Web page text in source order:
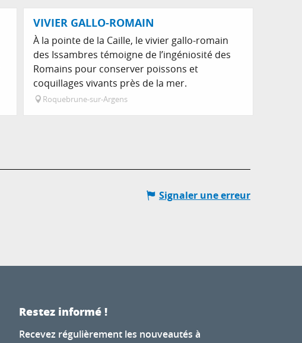
VIVIER GALLO-ROMAIN
À la pointe de la Caille, le vivier gallo-romain
des Issambres témoigne de l’ingéniosité des
Romains pour conserver poissons et
coquillages vivants près de la mer.
Roquebrune-sur-Argens
Signaler une erreur
Restez informé !
Recevez régulièrement les nouveautés à